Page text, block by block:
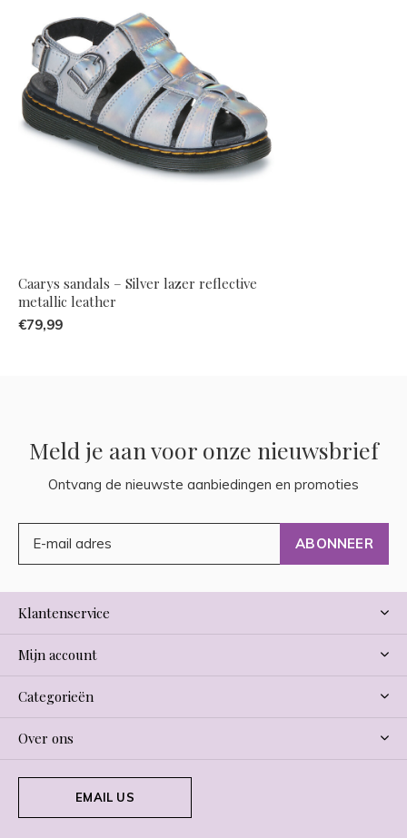
Caarys sandals – Silver lazer reflective
metallic leather
€79,99
Meld je aan voor onze nieuwsbrief
Ontvang de nieuwste aanbiedingen en promoties
ABONNEER
Klantenservice
Mijn account
Categorieën
Over ons
EMAIL US